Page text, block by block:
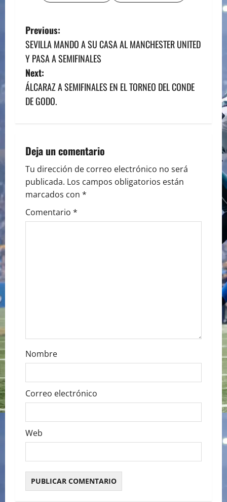
P
o
s
t
v
i
g
a
Previous:
SEVILLA MANDO A SU CASA AL MANCHESTER UNITED
Y PASA A SEMIFINALES
Next:
ÁLCARAZ A SEMIFINALES EN EL TORNEO DEL CONDE
DE GODO.
Deja un comentario
Tu dirección de correo electrónico no será
publicada. Los campos obligatorios están
marcados con *
Comentario *
Nombre
Correo electrónico
Web